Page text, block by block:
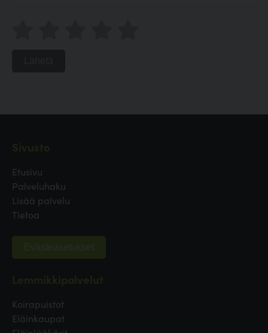
Etusivu
Palveluhaku
Lisää palvelu
Tietoa
Evästeasetukset
Koirapuistot
Eläinkaupat